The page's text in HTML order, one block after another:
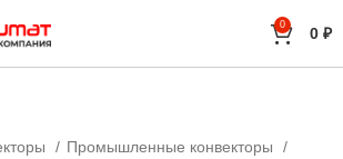
0 0 ₽
Промышленные конвекторы